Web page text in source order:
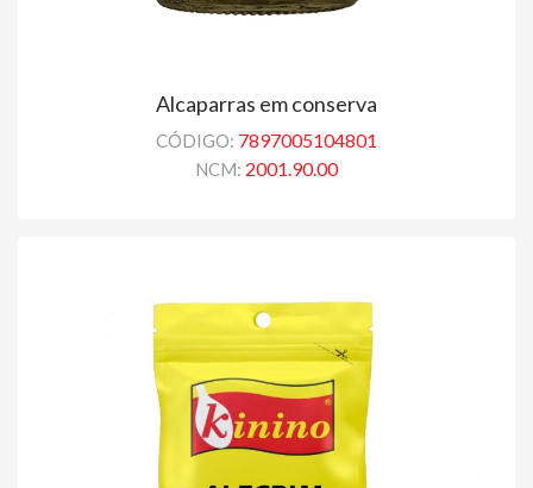
Alcaparras em conserva
CÓDIGO: 7897005104801
NCM: 2001.90.00